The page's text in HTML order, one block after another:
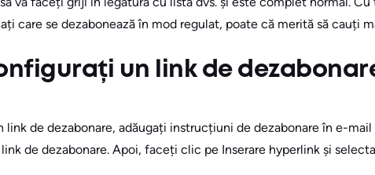
care se dezabonează în mod regulat, poate că merită să cauți
un link de
link de dezabonare, adăugați instrucțiuni de dezabonare în e-
de dezabonare. Apoi, faceți clic pe Inserare hyperlink și